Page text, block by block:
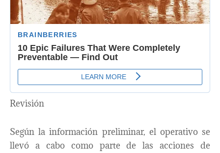
Revisión
Según la información preliminar, el operativo se
llevó a cabo como parte de las acciones de